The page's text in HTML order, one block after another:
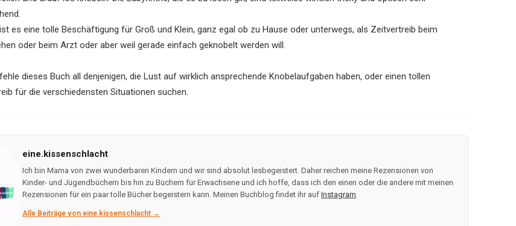
es eine tolle Beschäftigung für Groß und Klein, ganz egal ob zu Hause oder unterwegs, als Zeitvertreib beim
oder beim Arzt oder aber weil gerade einfach geknobelt werden will.
dieses Buch all denjenigen, die Lust auf wirklich ansprechende Knobelaufgaben haben, oder einen tollen
für die verschiedensten Situationen suchen.
eine.kissenschlacht
Ich bin Mama von zwei wunderbaren Kindern und wir sind absolut lesbegeistert. Daher reichen meine Rezensionen von
Kinder- und Jügendbüchern bis hin zu Büchern für Erwachsene und ich hoffe, dass ich den einen oder die andere mit meinen
Rezensionen für ein paar tolle Bücher begeistern kann. Meinen Buchblog findet ihr auf Instagram.
Alle Beiträge von eine.kissenschlacht →